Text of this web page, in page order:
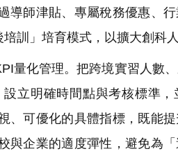
導師津貼、專屬稅務優惠、
訓」培育模式，以擴大創科人
量化管理。把跨境實習人數
立明確時間點與考核標準
、可優化的具體指標，既能
與企業的適度彈性，避免為